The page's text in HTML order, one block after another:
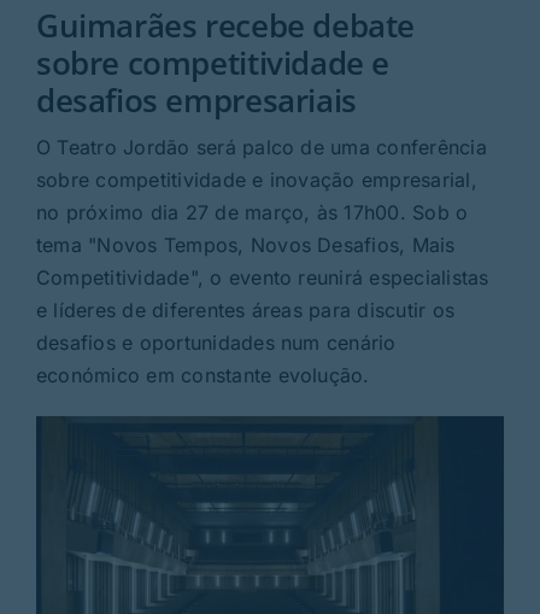
Rubricas
Jornal
Revista
Search
For:
Guimarães recebe debate
sobre competitividade e
desafios empresariais
O Teatro Jordão será palco de uma conferência
sobre competitividade e inovação empresarial,
no próximo dia 27 de março, às 17h00. Sob o
tema "Novos Tempos, Novos Desafios, Mais
Competitividade", o evento reunirá especialistas
e líderes de diferentes áreas para discutir os
desafios e oportunidades num cenário
económico em constante evolução.